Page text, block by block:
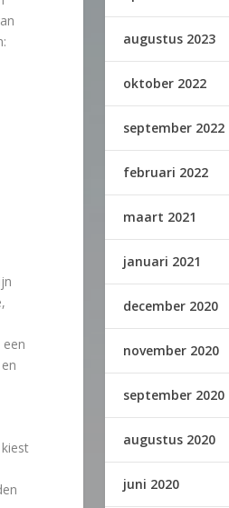
augustus 2023
oktober 2022
september 2022
februari 2022
maart 2021
januari 2021
december 2020
november 2020
september 2020
augustus 2020
juni 2020